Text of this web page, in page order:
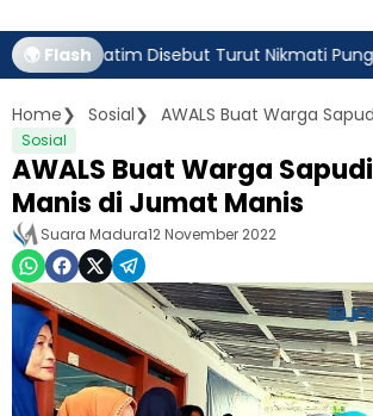
🌍 Flash
Jatim Disebut Turut Nikmati Pungli Izin
Home Sosial
Sosial
AWALS Buat Warga
Manis di Jumat Manis
Suara Madura12 November 2022